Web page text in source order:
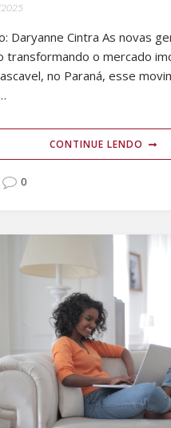
Daryanne Cintra As novas
transformando o mercado
no Paraná, esse
CONTINUE LENDO
0